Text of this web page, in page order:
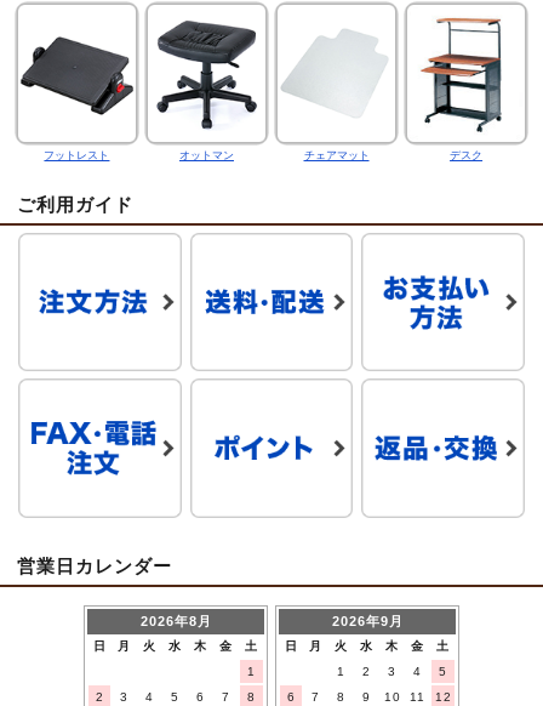
フットレスト オットマン チェアマット デスク
ご利用ガイド
営業日カレンダー
2026年8月
日 月 火 水 木 金
土
1
2
3 4 5 6 7
8
2026年9月
日 月 火 水 木 金
土
1
2 3 4
5
6
7 8 9 10 11
12